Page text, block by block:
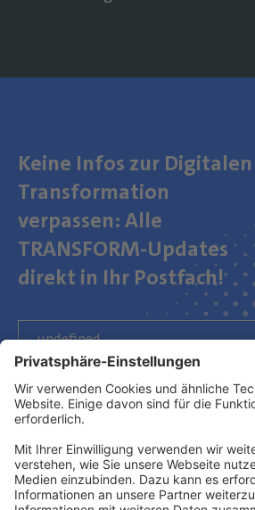
Keine Infos zur Digitalen
Transformation
verpassen: Alle
TRANSFORM-Updates
direkt in Ihr Postfach!
Newsletter